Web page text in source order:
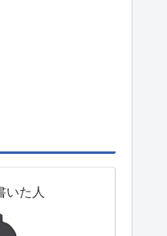
いた人